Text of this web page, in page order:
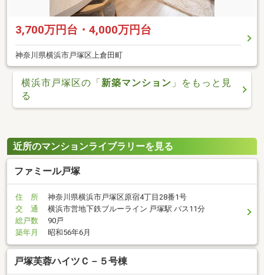
3,700万円台・4,000万円台
神奈川県横浜市戸塚区上倉田町
横浜市戸塚区の「新築マンション 」をもっと見
る
近所のマンションライブラリーを見る
ファミール戸塚
住 所
神奈川県横浜市戸塚区原宿4丁目28番1号
交 通
横浜市営地下鉄ブルーライン 戸塚駅 バス11分
総戸数
90戸
築年月
昭和56年6月
戸塚芙蓉ハイツＣ－５号棟